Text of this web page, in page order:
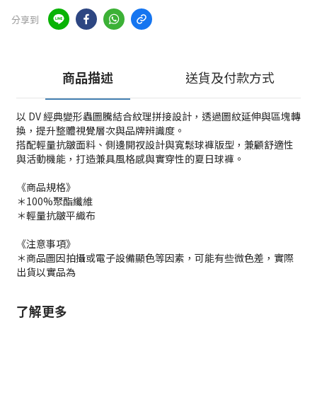
分享到
商品描述 送貨及付款方式
以 DV 經典變形蟲圖騰結合紋理拼接設計，透過圖紋延伸與區塊轉
換，提升整體視覺層次與品牌辨識度。
搭配輕量抗皺面料、側邊開衩設計與寬鬆球褲版型，兼顧舒適性
與活動機能，打造兼具風格感與實穿性的夏日球褲。
《商品規格》
＊100%聚酯纖維
＊輕量抗皺平織布
《注意事項》
＊商品圖因拍攝或電子設備顯色等因素，可能有些微色差，實際
出貨以實品為
了解更多